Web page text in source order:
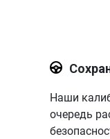
Наши
очередь